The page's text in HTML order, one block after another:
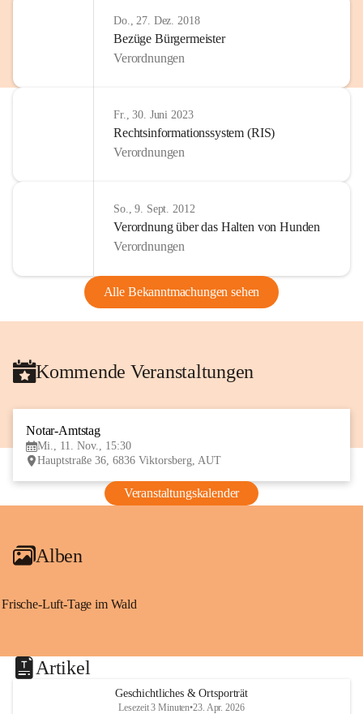
Do., 27. Dez. 2018
Bezüge Bürgermeister
Verordnungen
Fr., 30. Juni 2023
Rechtsinformationssystem (RIS)
Verordnungen
So., 9. Sept. 2012
Verordnung über das Halten von Hunden
Verordnungen
Alle Bekanntmachungen sehen
Kommende Veranstaltungen
Notar-Amtstag
Mi., 11. Nov., 15:30
Hauptstraße 36, 6836 Viktorsberg, AUT
Veranstaltungskalender
Alben
Frische-Luft-Tage im Wald
Artikel
Geschichtliches & Ortsporträt
Lesezeit 3 Minuten•23. Apr. 2026